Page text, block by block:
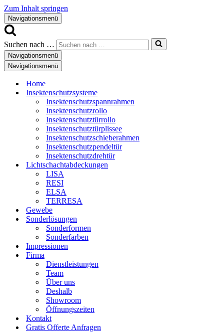
Zum Inhalt springen
Navigationsmenü
Suchen nach …
Navigationsmenü
Navigationsmenü
Home
Insektenschutzsysteme
Insektenschutzspannrahmen
Insektenschutzrollo
Insektenschutztürrollo
Insektenschutztürplissee
Insektenschutzschieberahmen
Insektenschutzpendeltür
Insektenschutzdrehtür
Lichtschachtabdeckungen
LISA
RESI
ELSA
TERRESA
Gewebe
Sonderlösungen
Sonderformen
Sonderfarben
Impressionen
Firma
Dienstleistungen
Team
Über uns
Deshalb
Showroom
Öffnungszeiten
Kontakt
Gratis Offerte Anfragen